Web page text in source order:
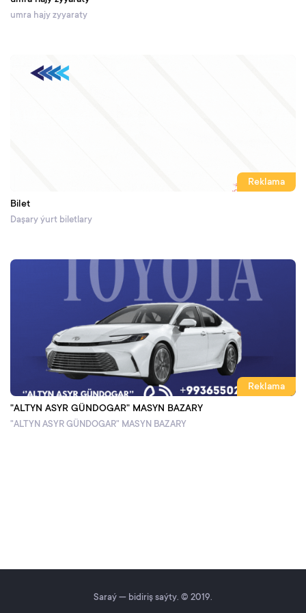
umra hajy zyyaraty
Reklama
Bilet
Daşary ýurt biletlary
Reklama
"ALTYN ASYR GÜNDOGAR" MASYN BAZARY
"ALTYN ASYR GÜNDOGAR" MASYN BAZARY
Saraý — bidiriş saýty. © 2019.